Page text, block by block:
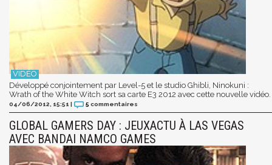
Développé conjointement par Level-5 et le studio Ghibli, Ninokuni :
Wrath of the White Witch sort sa carte E3 2012 avec cette nouvelle vidéo.
04/06/2012, 15:51 | 5 commentaires
GLOBAL GAMERS DAY : JEUXACTU À LAS VEGAS
AVEC BANDAI NAMCO GAMES